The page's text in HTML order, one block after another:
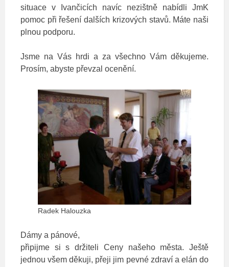
situace v Ivančicích navíc nezištně nabídli JmK
pomoc při řešení dalších krizových stavů. Máte naši
plnou podporu.
Jsme na Vás hrdi a za všechno Vám děkujeme.
Prosím, abyste převzal ocenění.
Radek Halouzka
Dámy a pánové,
připijme si s držiteli Ceny našeho města. Ještě
jednou všem děkuji, přeji jim pevné zdraví a elán do